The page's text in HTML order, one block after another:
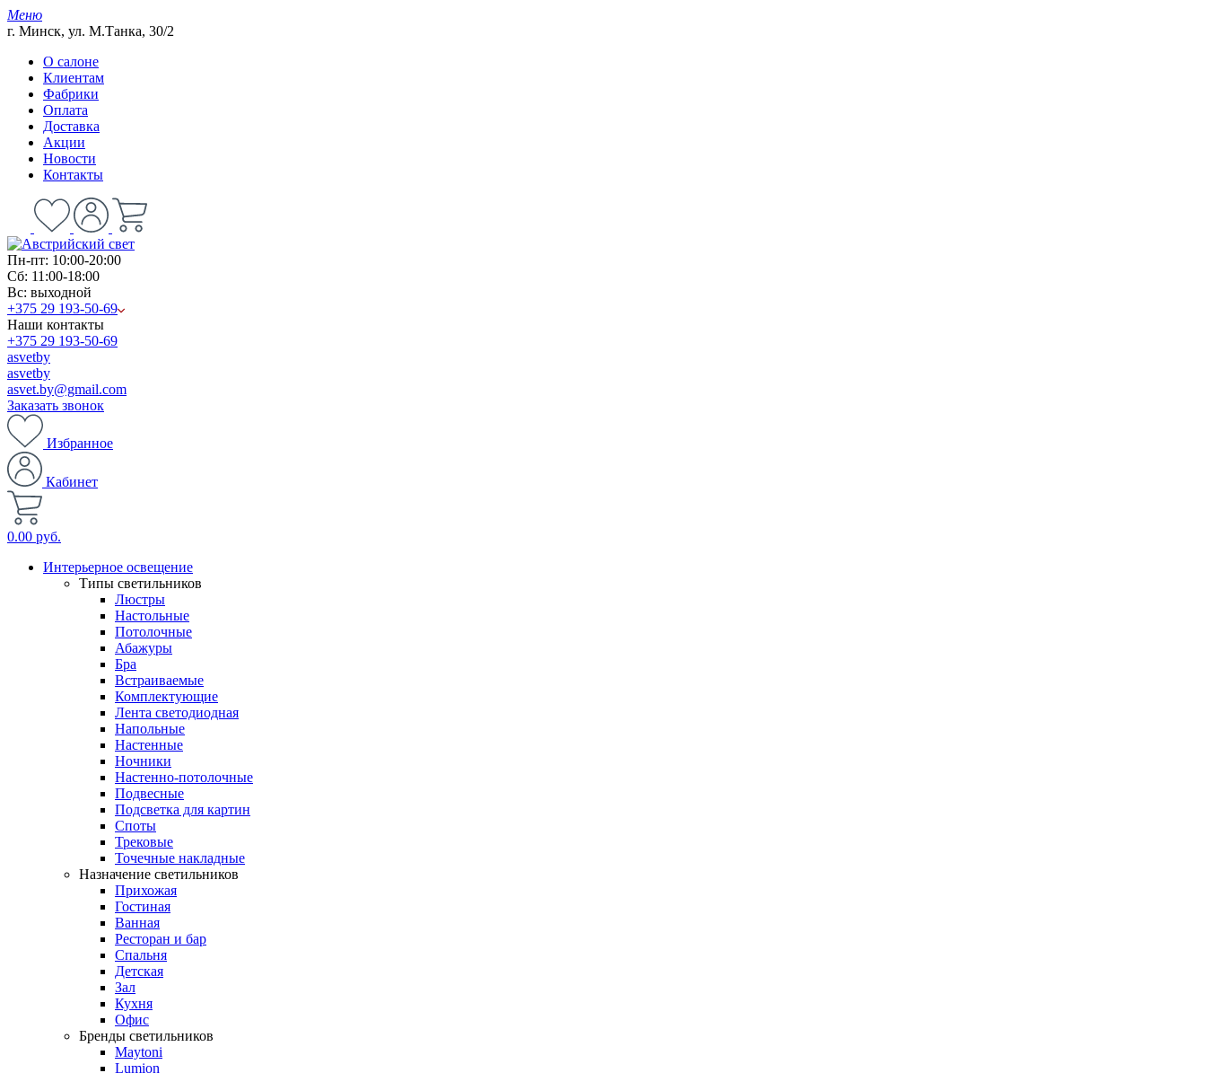
Меню
г. Минск, ул. М.Танка, 30/2
О салоне
Клиентам
Фабрики
Оплата
Доставка
Акции
Новости
Контакты
Пн-пт: 10:00-20:00
Сб: 11:00-18:00
Вс: выходной
+375 29 193-50-69
Наши контакты
+375 29 193-50-69
asvetby
asvetby
asvet.by@gmail.com
Заказать звонок
Избранное
Кабинет
0.00 руб.
Интерьерное освещение
Типы светильников
Люстры
Настольные
Потолочные
Абажуры
Бра
Встраиваемые
Комплектующие
Лента светодиодная
Напольные
Настенные
Ночники
Настенно-потолочные
Подвесные
Подсветка для картин
Споты
Трековые
Точечные накладные
Назначение светильников
Прихожая
Гостиная
Ванная
Ресторан и бар
Спальня
Детская
Зал
Кухня
Офис
Бренды светильников
Maytoni
Lumion